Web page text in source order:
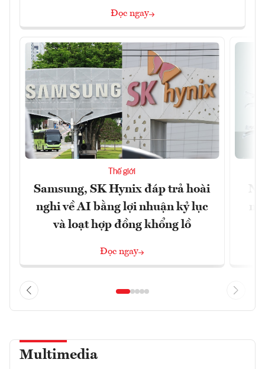
Đọc ngay
Thế giới
Samsung, SK Hynix đáp trả hoài
nghi về AI bằng lợi nhuận kỷ lục
và loạt hợp đồng khổng lồ
Đọc ngay
Multimedia